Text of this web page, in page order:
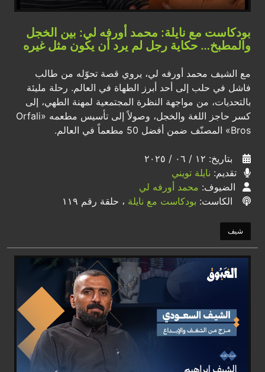
بودكاست مع نايلة: محمد أورفه لي: بين الخجل
والمطبخ… حكاية رجل لم يرد أن يكون مثل غيره
مع الشيف محمد أورفه لي، يروي قصة تحوّله من طالب
فاشل في حلب إلى أحد أبرز الطهاة في العالم. رحلة مليئة
بالتحديات، من مواجهة النظرة المجتمعية لمهنة الطهي، إلى
كسر حاجز اللغة والخجل، وصولاً إلى تأسيس مطعمه «Orfali
Bros» المصنّف ضمن أفضل 50 مطعماً في العالم.
بتاريخ: ١٢ / ٠٦ / ٢٠٢٥
تقديم: نايلة تويني
الضيوف: محمد أورفه لي
الكاست: بودكاست مع نايلة ، حلقة رقم ١١٩
شيف